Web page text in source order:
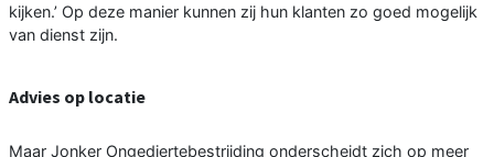
kijken.’ Op deze manier kunnen zij hun klanten zo goed mogelijk
van dienst zijn.
Advies op locatie
Maar Jonker Ongediertebestrijding onderscheidt zich op meer